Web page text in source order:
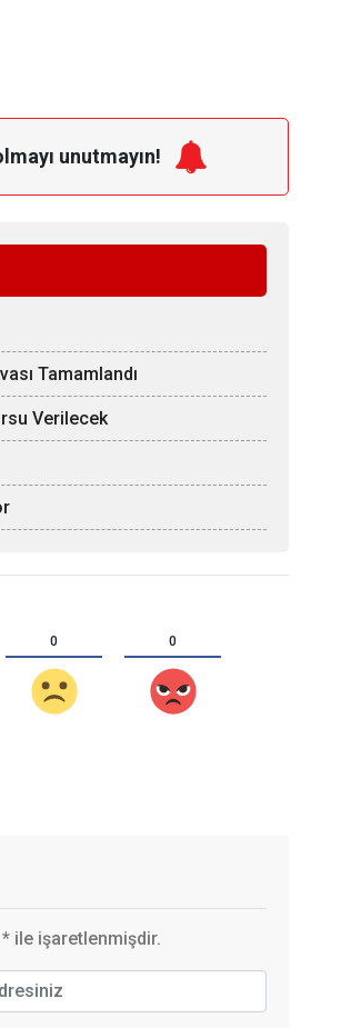
unutmayın!
Tamamlandı
Verilecek
0 0
* ile işaretlenmişdir.